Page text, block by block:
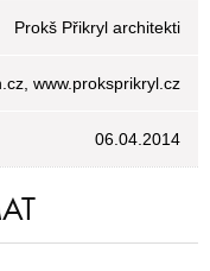
Prokš Přikryl architekti
www.proksprikryl.cz
06.04.2014